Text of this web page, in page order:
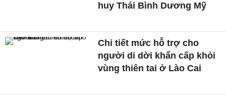
huy Thái Bình Dương Mỹ
Chi tiết mức hỗ trợ cho
người di dời khẩn cấp khỏi
vùng thiên tai ở Lào Cai